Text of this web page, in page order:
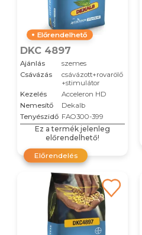
Előrendelhető
DKC 4897
Ajánlás
szemes
Csávázás
csávázott+rovarölő
+stimulátor
Kezelés
Acceleron HD
Nemesítő
Dekalb
Tenyészidő FAO300-399
Ez a termék jelenleg
előrendelhető!
Előrendelés